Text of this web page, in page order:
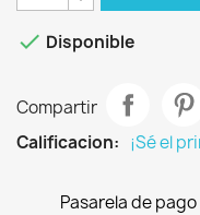
 Disponible
Compartir
Calificacion: ¡Sé el
Pasarela de